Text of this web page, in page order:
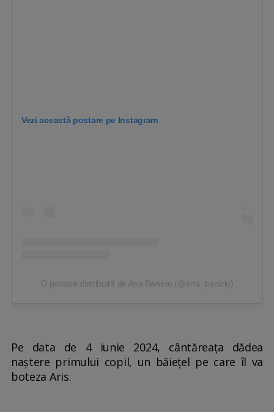
Vezi această postare pe Instagram
O postare distribuită de Ana Baniciu (@ana_baniciu)
Pe data de 4 iunie 2024, cântăreața dădea
naștere primului copil, un băiețel pe care îl va
boteza Aris.